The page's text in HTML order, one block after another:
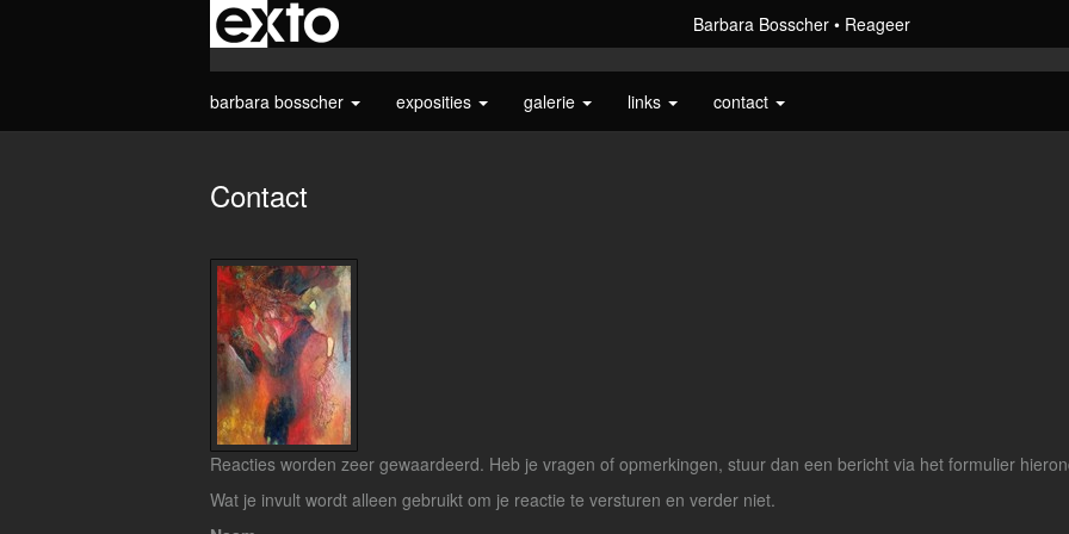
Barbara Bosscher Reageer
barbara bosscher exposities galerie links contact
Contact
Reacties worden zeer gewaardeerd. Heb je vragen of opmerkingen, stuur dan een bericht via het formulier
Wat je invult wordt alleen gebruikt om je reactie te versturen en verder niet.